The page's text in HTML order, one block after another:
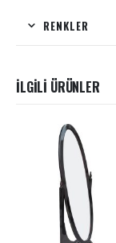
RENKLER
İLGILI ÜRÜNLER